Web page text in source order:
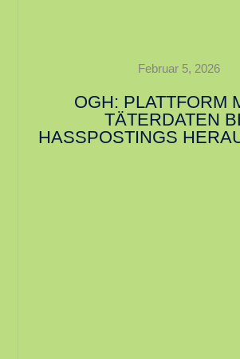
Februar 5, 2026
OGH: PLATTFORM
TÄTERDATEN
HASSPOSTINGS